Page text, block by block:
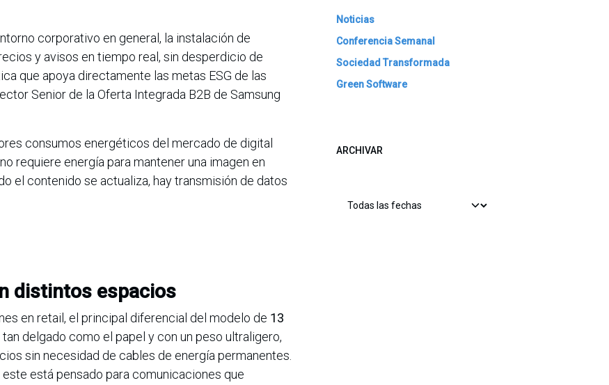
corporativo en general, la instalación de
y avisos en tiempo real, sin desperdicio de
que apoya directamente las metas ESG de las
Senior de la Oferta Integrada B2B de Samsung
consumos energéticos del mercado de digital
requiere energía para mantener una imagen en
el contenido se actualiza, hay transmisión de datos
distintos espacios
en retail, el principal diferencial del modelo de 13
delgado como el papel y con un peso ultraligero,
sin necesidad de cables de energía permanentes.
este está pensado para comunicaciones que
Noticias
Conferencia Semanal
Sociedad Transformada
Green Software
ARCHIVAR